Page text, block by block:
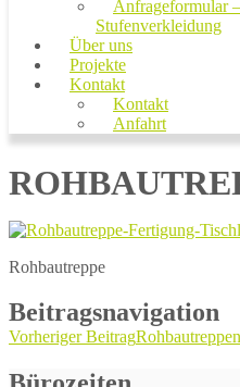
Anfrageformular –
Stufenverkleidung
Über uns
Projekte
Kontakt
Kontakt
Anfahrt
Rohbautreppe
Beitragsnavigation
Vorheriger BeitragRohbautreppen